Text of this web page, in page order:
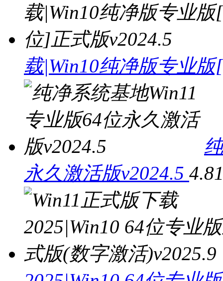
载|Win10纯净版专业
永久激活版v2024.5